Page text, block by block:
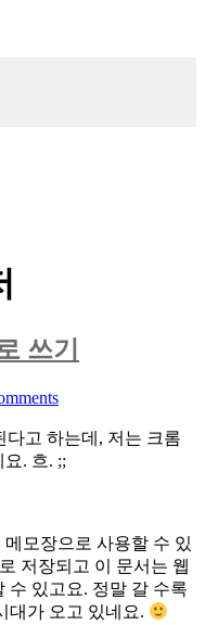
쓰기
고 하는데, 저는 크롬
. 흐. ;;
모장으로 사용할 수 있
저장되고 이 문서는 웹
수 있고요. 정말 갈 수록
대가 오고 있네요.